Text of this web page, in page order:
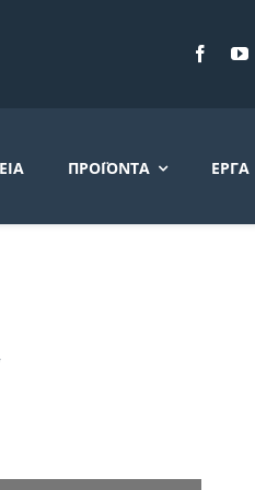
ΠΡΟΪΌΝΤΑ ΈΡΓΑ